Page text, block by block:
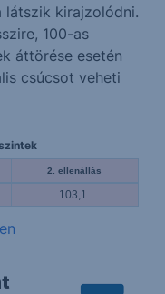
kirajzolódni.
100-as
áttörése esetén
csúcsot veheti
2. ellenállás
103,1